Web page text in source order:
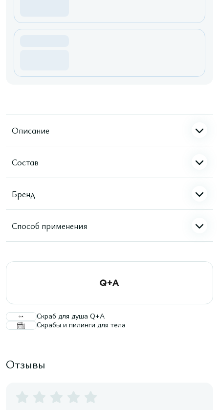
Описание
Состав
Бренд
Способ применения
Скраб для душа Q+A
Скрабы и пилинги для тела
Отзывы